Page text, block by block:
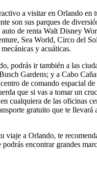
a visitar en Orlando en
son sus parques de
auto de renta Walt Disney
Sea World, Circo del
y acuáticas.
podrás ir también a las
Gardens; y a Cabo
de comando espacial
que si vas a tomar un
en cualquiera de las oficinas
gratuito que te llevará
viaje a Orlando, te
encontrar grandes